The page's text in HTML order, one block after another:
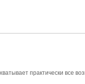
практически все